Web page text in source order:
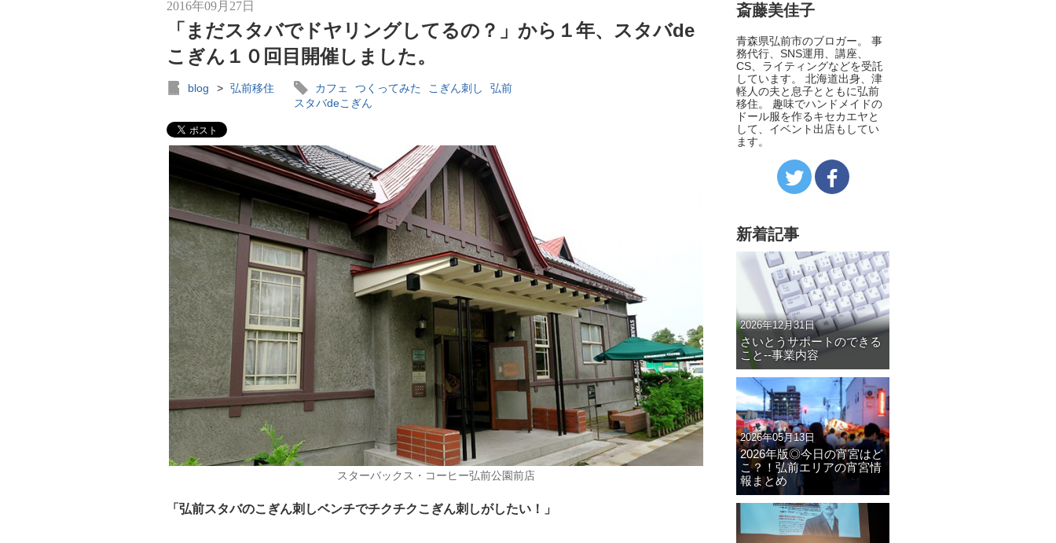
2016年09月27日
「まだスタバでドヤリングしてるの？」から１年、スタバde
こぎん１０回目開催しました。
blog > 弘前移住 カフェ つくってみた こぎん刺し
弘前
スタバdeこぎん
スターバックス・コーヒー弘前公園前店
「弘前スタバのこぎん刺しベンチでチクチクこぎん刺しがしたい！」
斎藤美佳子
青森県弘前市のブロガー。 事
務代行、SNS運用、講座、
CS、ライティングなどを受託
しています。 北海道出身、津
軽人の夫と息子とともに弘前
移住。 趣味でハンドメイドの
ドール服を作るキセカエヤと
して、イベント出店もしてい
ます。
新着記事
2026年12月31日
さいとうサポートのできる
こと--事業内容
2026年05月13日
2026年版◎今日の宵宮はど
こ？！弘前エリアの宵宮情
報まとめ